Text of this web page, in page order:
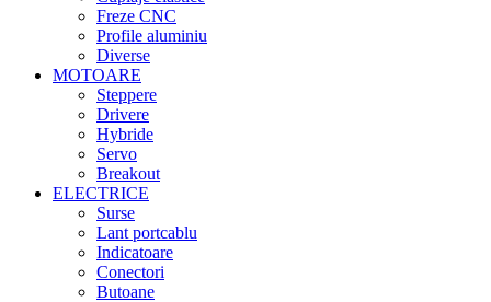
Freze CNC
Profile aluminiu
Diverse
MOTOARE
Steppere
Drivere
Hybride
Servo
Breakout
ELECTRICE
Surse
Lant portcablu
Indicatoare
Conectori
Butoane